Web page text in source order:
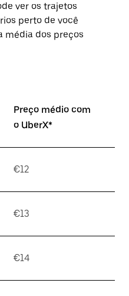
ver os trajetos
perto de você
média dos preços
Preço médio com
o UberX*
€12
€13
€14